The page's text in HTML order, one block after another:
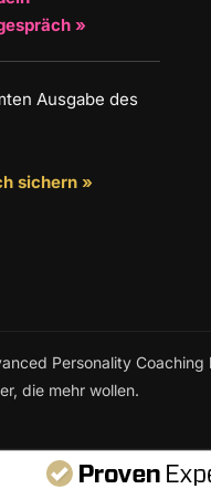
»
Ausgabe des
sichern »
Personality Coaching
die mehr wollen.